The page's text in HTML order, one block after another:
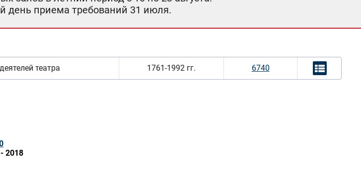
день приема требований 31 июля.
театра 1761-1992 гг. 6740
2018